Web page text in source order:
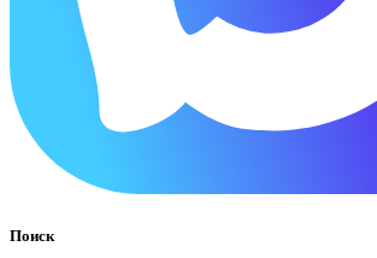
Поиск